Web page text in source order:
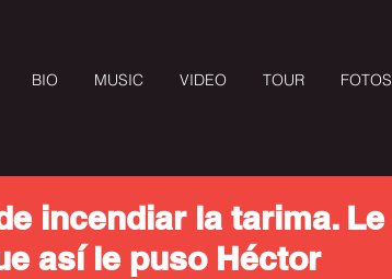
BIO MUSIC VIDEO TOUR FOTOS
incendiar la tarima. Le
así le puso Héctor